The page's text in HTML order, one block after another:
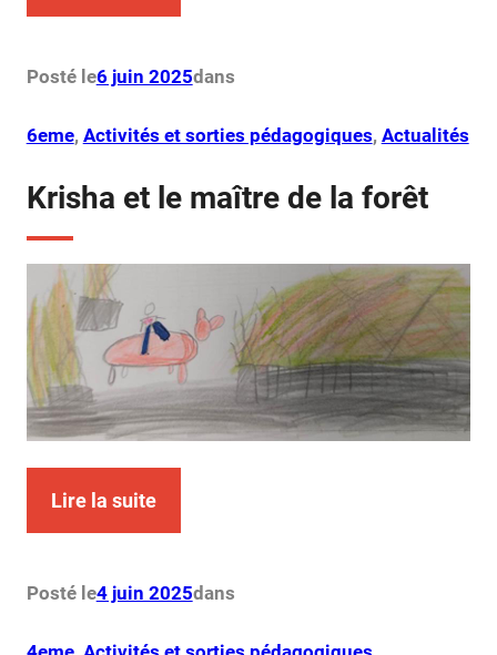
Posté le6 juin 2025dans
6eme, Activités et sorties pédagogiques, Actualités
Krisha et le maître de la forêt
Lire la suite
Posté le4 juin 2025dans